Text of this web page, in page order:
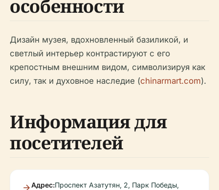
особенности
Дизайн музея, вдохновленный базиликой, и
светлый интерьер контрастируют с его
крепостным внешним видом, символизируя как
силу, так и духовное наследие (chinarmart.com).
Информация для
посетителей
Адрес:Проспект Азатутян, 2, Парк Победы,